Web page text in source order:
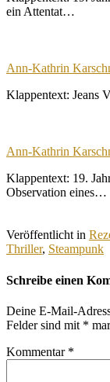
ein Attentat…
Ann-Kathrin
Klappentext: Jeans
Ann-Kathrin
Klappentext: 19.
Observation eines…
Veröffentlicht in
Thriller, Steampunk
Schreibe einen
Deine E-Mail-
Felder sind mit *
Kommentar *